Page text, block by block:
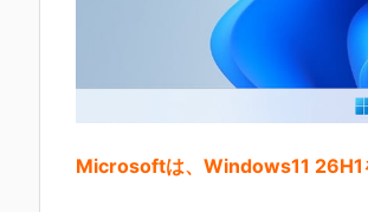
Microsoftは、Windows11 26H1